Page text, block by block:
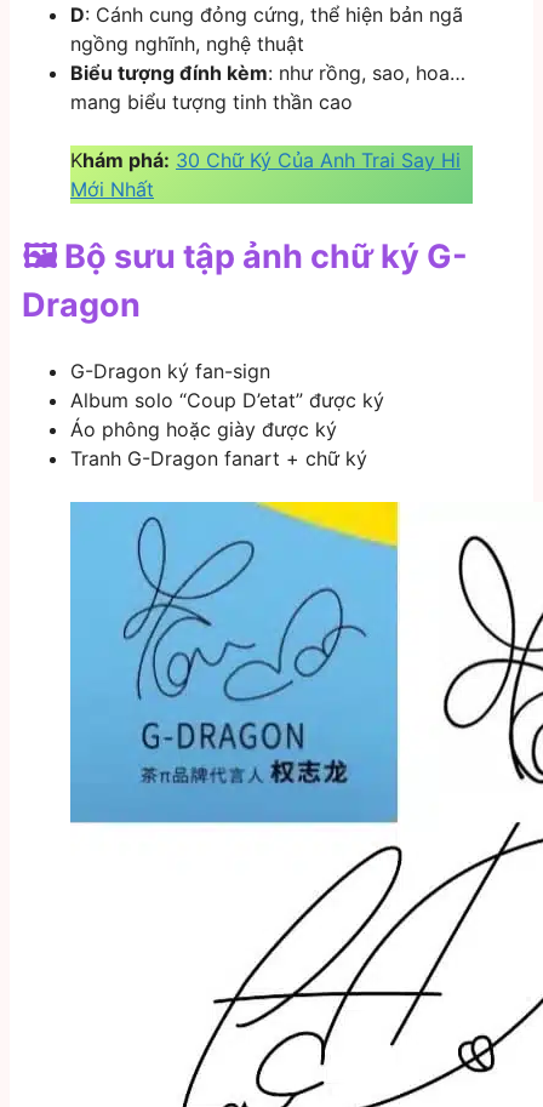
D: Cánh cung đỏng cứng, thể hiện bản ngã
ngồng nghĩnh, nghệ thuật
Biểu tượng đính kèm: như rồng, sao, hoa…
mang biểu tượng tinh thần cao
Khám phá: 30 Chữ Ký Của Anh Trai Say Hi
Mới Nhất
🖼️ Bộ sưu tập ảnh chữ ký G-
Dragon
G-Dragon ký fan-sign
Album solo “Coup D’etat” được ký
Áo phông hoặc giày được ký
Tranh G-Dragon fanart + chữ ký